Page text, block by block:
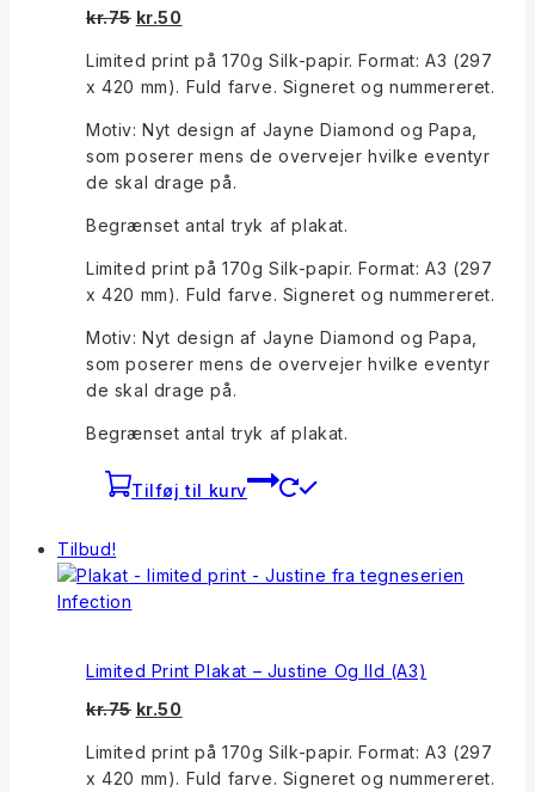
kr.75 Den
pris
var:
kr.75.
kr.50
pris
er:
kr.50.
Limited print på 170g Silk-papir. Format: A3 (297
x 420 mm). Fuld farve. Signeret og nummereret.
Motiv: Nyt design af Jayne Diamond og Papa,
som poserer mens de overvejer hvilke eventyr
de skal drage på.
Begrænset antal tryk af plakat.
Limited print på 170g Silk-papir. Format: A3 (297
x 420 mm). Fuld farve. Signeret og nummereret.
Motiv: Nyt design af Jayne Diamond og Papa,
som poserer mens de overvejer hvilke eventyr
de skal drage på.
Begrænset antal tryk af plakat.
Tilføj til kurv
Tilbud!
Limited Print Plakat – Justine Og Ild (A3)
kr.75 Den
pris
var:
kr.50
pris
er:
Limited print på 170g Silk-papir. Format: A3 (297
x 420 mm). Fuld farve. Signeret og nummereret.